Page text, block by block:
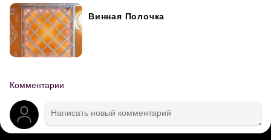
Винная Полочка
Комментарии